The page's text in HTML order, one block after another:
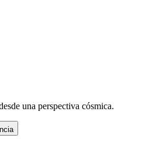
una perspectiva cósmica.